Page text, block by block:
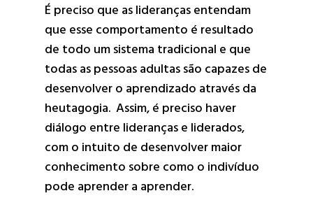
É preciso que as lideranças entendam
que esse comportamento é resultado
de todo um sistema tradicional e que
todas as pessoas adultas são capazes de
desenvolver o aprendizado através da
heutagogia. Assim, é preciso haver
diálogo entre lideranças e liderados,
com o intuito de desenvolver maior
conhecimento sobre como o indivíduo
pode aprender a aprender.